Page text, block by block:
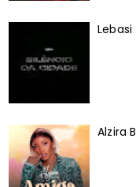
Alzira